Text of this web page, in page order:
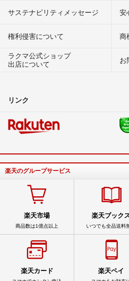
サステナビリティメッセージ 安
権利侵害について
商
ラクマ公式ショップ
出店について
お
リンク
楽天のグループサービス
楽天市場
商品数は1億点以上
楽天ブック
いつでも全品送料
楽天カード 楽天ペイ